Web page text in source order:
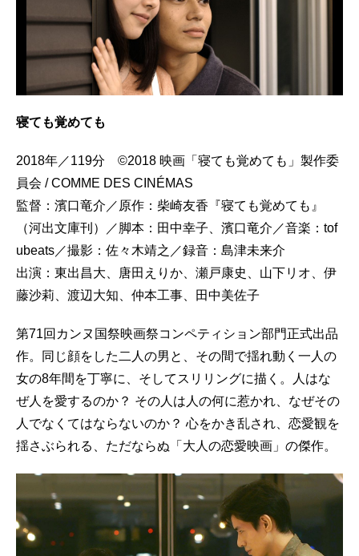
寝ても覚めても
2018年／119分 ©2018 映画「寝ても覚めても」製作委
員会 / COMME DES CINÉMAS
監督：濱口竜介／原作：柴崎友香『寝ても覚めても』
（河出文庫刊）／脚本：田中幸子、濱口竜介／音楽：tof
ubeats／撮影：佐々木靖之／録音：島津未来介
出演：東出昌大、唐田えりか、瀬戸康史、山下リオ、伊
藤沙莉、渡辺大知、仲本工事、田中美佐子
第71回カンヌ国祭映画祭コンペティション部門正式出品
作。同じ顔をした二人の男と、その間で揺れ動く一人の
女の8年間を丁寧に、そしてスリリングに描く。人はな
ぜ人を愛するのか？ その人は人の何に惹かれ、なぜその
人でなくてはならないのか？ 心をかき乱され、恋愛観を
揺さぶられる、ただならぬ「大人の恋愛映画」の傑作。